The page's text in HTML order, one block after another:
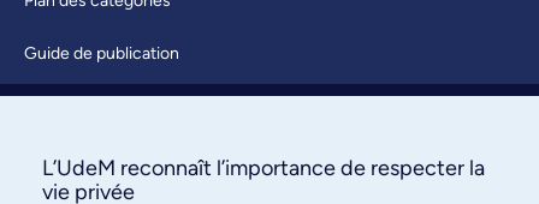
Guide de publication
À propos / Nous joindre
L’UdeM reconnaît l’importance de respecter la
vie privée